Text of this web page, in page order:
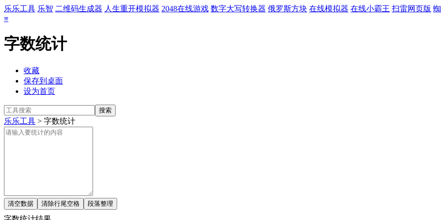
乐乐工具 乐智 二维码生成器 人生重开模拟器 2048在线游戏 数字大写转换器 俄罗斯方块 在线模拟器 在线小霸王 扫雷网页版
≡
字数统计
收藏
保存到桌面
设为首页
乐乐工具 > 字数统计